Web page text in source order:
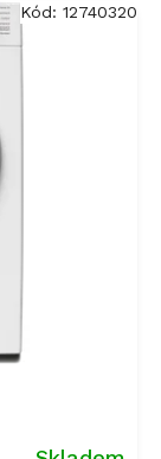
Kód: 12740320